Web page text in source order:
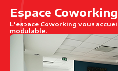
Espace Coworking
L'espace Coworking vous
modulable.